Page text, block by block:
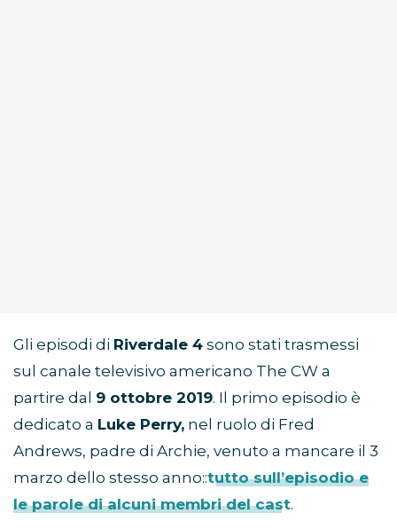
Gli episodi di Riverdale 4 sono stati trasmessi
sul canale televisivo americano The CW a
partire dal 9 ottobre 2019. Il primo episodio è
dedicato a Luke Perry, nel ruolo di Fred
Andrews, padre di Archie, venuto a mancare il 3
marzo dello stesso anno::tutto sull’episodio e
le parole di alcuni membri del cast.